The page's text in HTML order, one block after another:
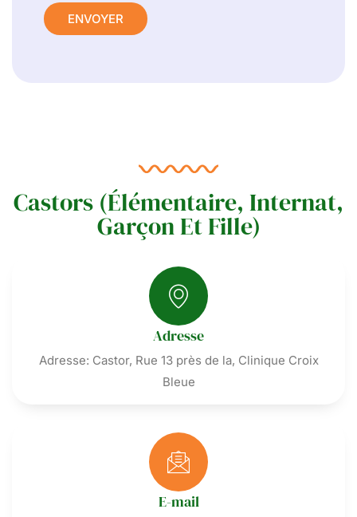
Castors (Élémentaire, Internat,
Garçon Et Fille)
Adresse
Adresse: Castor, Rue 13 près de la, Clinique Croix
Bleue
E-mail